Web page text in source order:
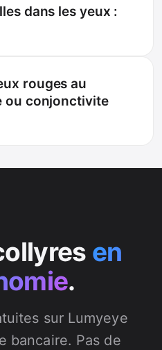
dans les yeux :
rouges au
ou conjonctivite
en
.
sur Lumyeye
bancaire. Pas de